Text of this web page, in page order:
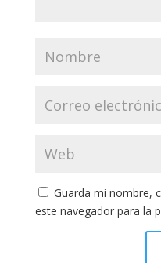
Guarda mi nombre,
este navegador para la